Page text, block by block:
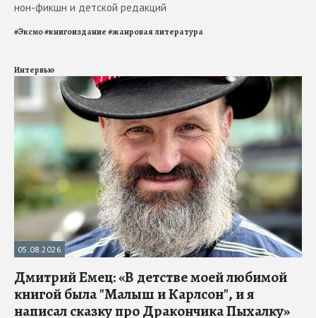
нон-фикшн и детской редакций
#Эксмо#книгоиздание#жанровая литература
Интервью
05.08.2026
Дмитрий Емец: «В детстве моей любимой
книгой была "Малыш и Карлсон", и я
написал сказку про Дракончика Пыхалку»